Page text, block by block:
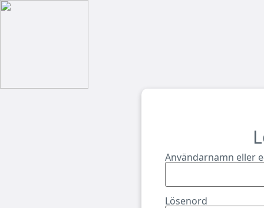
Användarnamn eller
Lösenord